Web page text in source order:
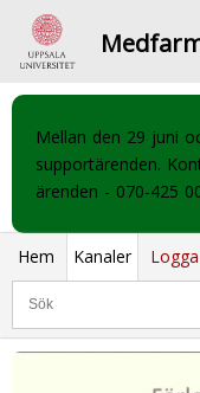
Mellan den 29 juni
supportärenden.
ärenden - 070-425
Hem Kanaler